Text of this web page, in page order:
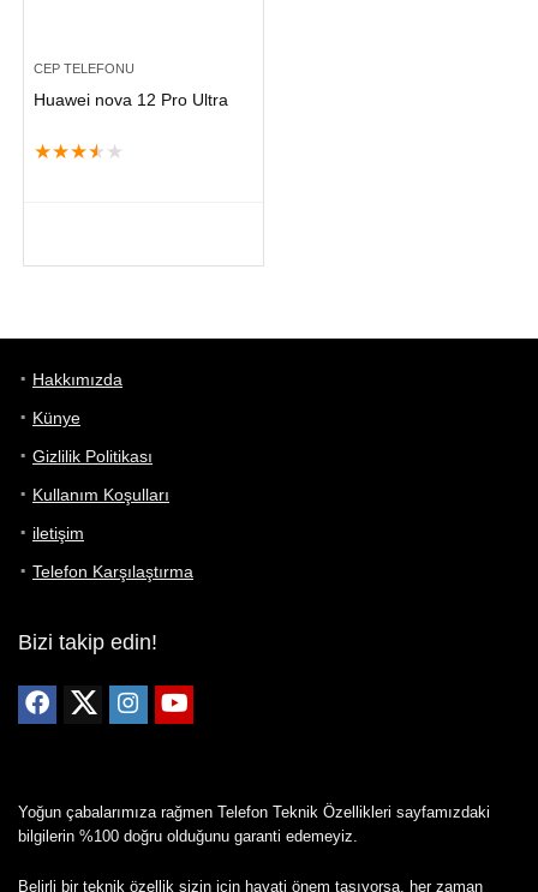
CEP TELEFONU
Huawei nova 12 Pro Ultra
★★★★ ★
Hakkımızda
Künye
Gizlilik Politikası
Kullanım Koşulları
iletişim
Telefon Karşılaştırma
Bizi takip edin!
Yoğun çabalarımıza rağmen Telefon Teknik Özellikleri sayfamızdaki
bilgilerin %100 doğru olduğunu garanti edemeyiz.
Belirli bir teknik özellik sizin için hayati önem taşıyorsa, her zaman